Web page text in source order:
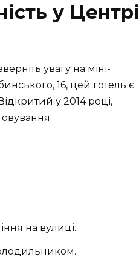
у Центрі
увагу на міні-
16, цей готель є
у 2014 році,
на вулиці.